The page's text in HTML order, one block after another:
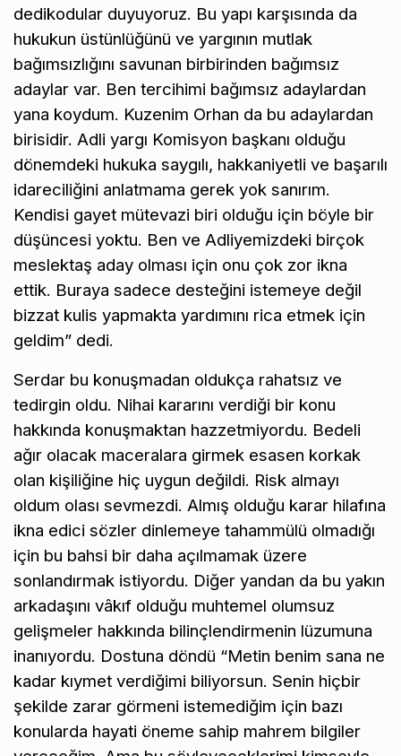
dedikodular duyuyoruz. Bu yapı karşısında da
hukukun üstünlüğünü ve yargının mutlak
bağımsızlığını savunan birbirinden bağımsız
adaylar var. Ben tercihimi bağımsız adaylardan
yana koydum. Kuzenim Orhan da bu adaylardan
birisidir. Adli yargı Komisyon başkanı olduğu
dönemdeki hukuka saygılı, hakkaniyetli ve başarılı
idareciliğini anlatmama gerek yok sanırım.
Kendisi gayet mütevazi biri olduğu için böyle bir
düşüncesi yoktu. Ben ve Adliyemizdeki birçok
meslektaş aday olması için onu çok zor ikna
ettik. Buraya sadece desteğini istemeye değil
bizzat kulis yapmakta yardımını rica etmek için
geldim” dedi.
Serdar bu konuşmadan oldukça rahatsız ve
tedirgin oldu. Nihai kararını verdiği bir konu
hakkında konuşmaktan hazzetmiyordu. Bedeli
ağır olacak maceralara girmek esasen korkak
olan kişiliğine hiç uygun değildi. Risk almayı
oldum olası sevmezdi. Almış olduğu karar hilafına
ikna edici sözler dinlemeye tahammülü olmadığı
için bu bahsi bir daha açılmamak üzere
sonlandırmak istiyordu. Diğer yandan da bu yakın
arkadaşını vâkıf olduğu muhtemel olumsuz
gelişmeler hakkında bilinçlendirmenin lüzumuna
inanıyordu. Dostuna döndü “Metin benim sana ne
kadar kıymet verdiğimi biliyorsun. Senin hiçbir
şekilde zarar görmeni istemediğim için bazı
konularda hayati öneme sahip mahrem bilgiler